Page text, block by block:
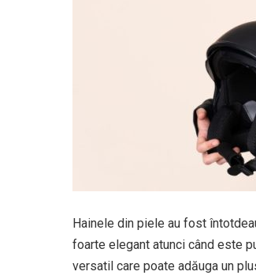
Hainele din piele au fost
foarte elegant atunci când este
versatil care poate adăuga un